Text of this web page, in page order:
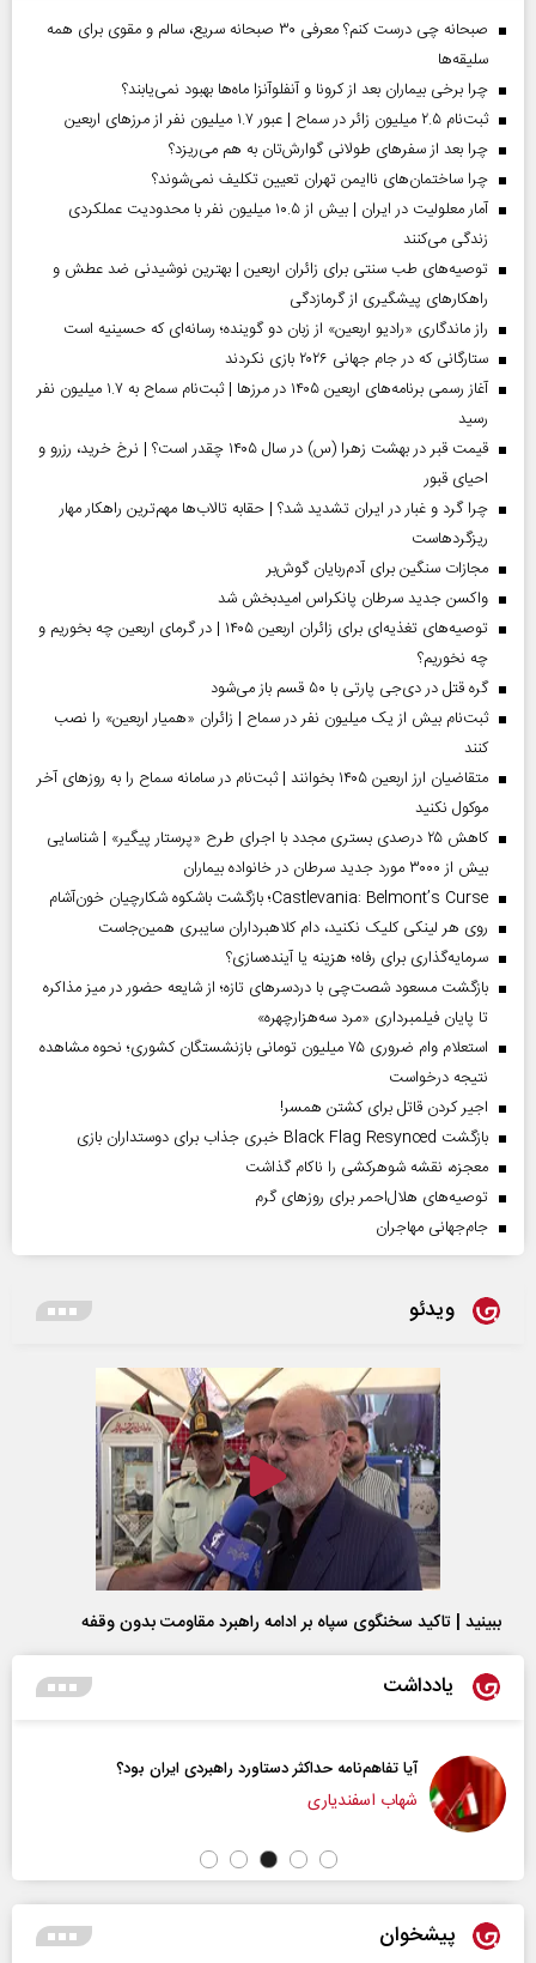
صبحانه چی درست کنم؟ معرفی ۳۰ صبحانه سریع، سالم و مقوی برای همه
سلیقه‌ها
چرا برخی بیماران بعد از کرونا و آنفلوآنزا ماه‌ها بهبود نمی‌یابند؟
ثبت‌نام ۲.۵ میلیون زائر در سماح | عبور ۱.۷ میلیون نفر از مرز‌های اربعین
چرا بعد از سفرهای طولانی گوارش‌تان به هم می‌ریزد؟
چرا ساختمان‌های ناایمن تهران تعیین تکلیف نمی‌شوند؟
آمار معلولیت در ایران | بیش از ۱۰.۵ میلیون نفر با محدودیت عملکردی
زندگی می‌کنند
توصیه‌های طب سنتی برای زائران اربعین | بهترین نوشیدنی ضد عطش و
راهکارهای پیشگیری از گرمازدگی
راز ماندگاری «رادیو اربعین» از زبان دو گوینده؛ رسانه‌ای که حسینیه است
ستارگانی که در جام جهانی ۲۰۲۶ بازی نکردند
آغاز رسمی برنامه‌های اربعین ۱۴۰۵ در مرز‌ها | ثبت‌نام سماح به ۱.۷ میلیون نفر
رسید
قیمت قبر در بهشت زهرا (س) در سال ۱۴۰۵ چقدر است؟ | نرخ خرید، رزرو و
احیای قبور
چرا گرد و غبار در ایران تشدید شد؟ | حقابه تالاب‌ها مهم‌ترین راهکار مهار
ریزگردهاست
مجازات سنگین برای آدم‌ربایان گوش‌بر
واکسن جدید سرطان پانکراس امیدبخش شد
توصیه‌های تغذیه‌ای برای زائران اربعین ۱۴۰۵ | در گرمای اربعین چه بخوریم و
چه نخوریم؟
گره قتل در دی‌جی پارتی با ۵۰ قسم باز می‌شود
ثبت‌نام بیش از یک میلیون نفر در سماح | زائران «همیار اربعین» را نصب
کنند
متقاضیان ارز اربعین ۱۴۰۵ بخوانند | ثبت‌نام در سامانه سماح را به روز‌های آخر
موکول نکنید
کاهش ۲۵ درصدی بستری مجدد با اجرای طرح «پرستار پیگیر» | شناسایی
بیش از ۳۰۰۰ مورد جدید سرطان در خانواده بیماران
Castlevania: Belmont’s Curse؛ بازگشت باشکوه شکارچیان خون‌آشام
روی هر لینکی کلیک نکنید، دام کلاهبرداران سایبری همین‌جاست
سرمایه‌گذاری برای رفاه؛ هزینه یا آینده‌سازی؟
بازگشت مسعود شصت‌چی با دردسر‌های تازه؛ از شایعه حضور در میز مذاکره
تا پایان فیلمبرداری «مرد سه‌هزارچهره»
استعلام وام ضروری ۷۵ میلیون تومانی بازنشستگان کشوری؛ نحوه مشاهده
نتیجه درخواست
اجیر کردن قاتل برای کشتن همسر!
بازگشت Black Flag Resynced خبری جذاب برای دوستداران بازی
معجزه، نقشه شوهرکشی را ناکام گذاشت
توصیه‌های هلال‌احمر برای روز‌های گرم
جام‌جهانی مهاجران
ویدئو
ببینید | تاکید سخنگوی سپاه بر ادامه راهبرد مقاومت بدون وقفه
یادداشت
حداکثر دستاورد راهبردی ایران بود؟
پیشخوان